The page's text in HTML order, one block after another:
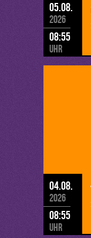
05.08.
2026
08:55
Uhr
04.08.
2026
08:55
Uhr